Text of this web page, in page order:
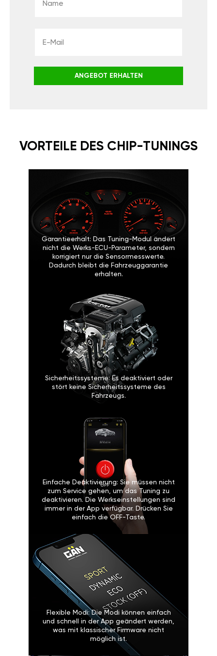
ANGEBOT ERHALTEN
VORTEILE DES CHIP-TUNINGS
Garantieerhalt: Das Tuning-Modul ändert
nicht die Werks-ECU-Parameter, sondern
korrigiert nur die Sensormesswerte.
Dadurch bleibt die Fahrzeuggarantie
erhalten.
Sicherheitssysteme: Es deaktiviert oder
stört keine Sicherheitssysteme des
Fahrzeugs.
Einfache Deaktivierung: Sie müssen nicht
zum Service gehen, um das Tuning zu
deaktivieren. Die Werkseinstellungen sind
immer in der App verfügbar. Drücken Sie
einfach die OFF-Taste.
Flexible Modi: Die Modi können einfach
und schnell in der App geändert werden,
was mit klassischer Firmware nicht
möglich ist.